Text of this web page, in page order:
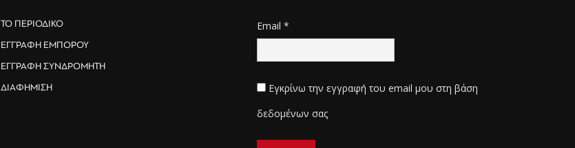
ΤΟ ΠΕΡΙΟΔΙΚΟ
ΕΓΓΡΑΦΗ ΕΜΠΟΡΟΥ
ΕΓΓΡΑΦΗ ΣΥΝΔΡΟΜΗΤΗ
ΔΙΑΦΗΜΙΣΗ
Email *
Εγκρίνω την εγγραφή του email μου στη βάση
δεδομένων σας